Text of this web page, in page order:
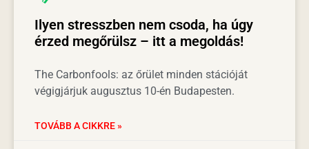
Ilyen stresszben nem csoda, ha úgy
érzed megőrülsz – itt a megoldás!
The Carbonfools: az őrület minden stációját
végigjárjuk augusztus 10-én Budapesten.
TOVÁBB A CIKKRE »